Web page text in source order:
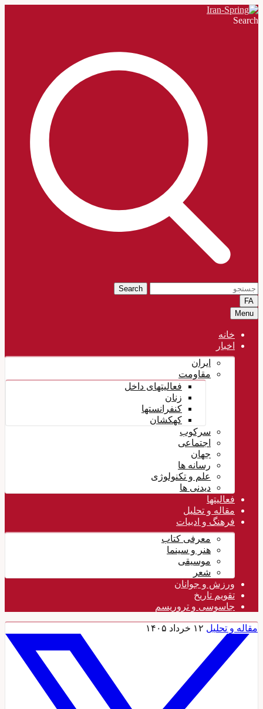
Search
Search
FA
Menu
خانه
اخبار
ایران
مقاومت
فعالیتهای داخل
زنان
کنفرانستها
کهکشان
سرکوب
اجتماعی
جهان
رسانه ها
علم و تکنولوژی
دیدنی ها
فعالیتها
مقاله و تحلیل
فرهنگ و ادبیات
معرفی کتاب
هنر و سینما
موسیقی
شعر
ورزش و جوانان
تقویم تاريخ
جاسوسی و تروریسم
مقاله و تحلیل ۱۲ خرداد ۱۴۰۵